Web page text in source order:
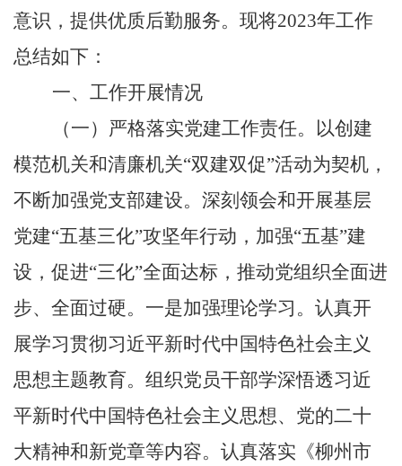
意识，提供优质后勤服务。现将2023年工作
总结如下：
一、工作开展情况
（一） 严格落实党建工作责任。
以创建
模范机关和清廉机关“双建双促”活动为契机，
不断加强党支部建设。 深刻领会和开展基层
党建“五基三化”攻坚年行动，加强“五基”建
设，促进“三化”全面达标，推动党组织全面进
步、全面过硬。 一是加强理论学习。认真开
展学习贯彻习近平新时代中国特色社会主义
思想主题教育。组织党员干部学深悟透习近
平新时代中国特色社会主义思想、党的二十
大精神和新党章等内容。认真落实《柳州市